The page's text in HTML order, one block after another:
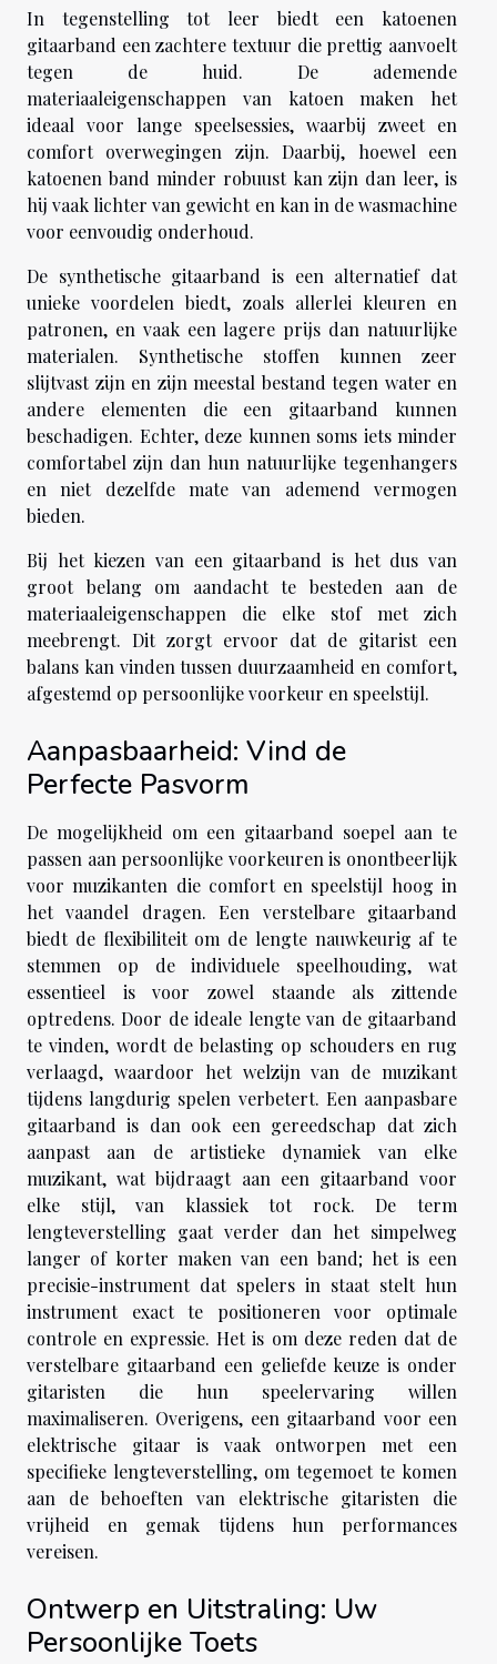
In tegenstelling tot leer biedt een katoenen
gitaarband een zachtere textuur die prettig aanvoelt
tegen de huid. De ademende
materiaaleigenschappen van katoen maken het
ideaal voor lange speelsessies, waarbij zweet en
comfort overwegingen zijn. Daarbij, hoewel een
katoenen band minder robuust kan zijn dan leer, is
hij vaak lichter van gewicht en kan in de wasmachine
voor eenvoudig onderhoud.
De synthetische gitaarband is een alternatief dat
unieke voordelen biedt, zoals allerlei kleuren en
patronen, en vaak een lagere prijs dan natuurlijke
materialen. Synthetische stoffen kunnen zeer
slijtvast zijn en zijn meestal bestand tegen water en
andere elementen die een gitaarband kunnen
beschadigen. Echter, deze kunnen soms iets minder
comfortabel zijn dan hun natuurlijke tegenhangers
en niet dezelfde mate van ademend vermogen
bieden.
Bij het kiezen van een gitaarband is het dus van
groot belang om aandacht te besteden aan de
materiaaleigenschappen die elke stof met zich
meebrengt. Dit zorgt ervoor dat de gitarist een
balans kan vinden tussen duurzaamheid en comfort,
afgestemd op persoonlijke voorkeur en speelstijl.
Aanpasbaarheid: Vind de
Perfecte Pasvorm
De mogelijkheid om een gitaarband soepel aan te
passen aan persoonlijke voorkeuren is onontbeerlijk
voor muzikanten die comfort en speelstijl hoog in
het vaandel dragen. Een verstelbare gitaarband
biedt de flexibiliteit om de lengte nauwkeurig af te
stemmen op de individuele speelhouding, wat
essentieel is voor zowel staande als zittende
optredens. Door de ideale lengte van de gitaarband
te vinden, wordt de belasting op schouders en rug
verlaagd, waardoor het welzijn van de muzikant
tijdens langdurig spelen verbetert. Een aanpasbare
gitaarband is dan ook een gereedschap dat zich
aanpast aan de artistieke dynamiek van elke
muzikant, wat bijdraagt aan een gitaarband voor
elke stijl, van klassiek tot rock. De term
lengteverstelling gaat verder dan het simpelweg
langer of korter maken van een band; het is een
precisie-instrument dat spelers in staat stelt hun
instrument exact te positioneren voor optimale
controle en expressie. Het is om deze reden dat de
verstelbare gitaarband een geliefde keuze is onder
gitaristen die hun speelervaring willen
maximaliseren. Overigens, een gitaarband voor een
elektrische gitaar is vaak ontworpen met een
specifieke lengteverstelling, om tegemoet te komen
aan de behoeften van elektrische gitaristen die
vrijheid en gemak tijdens hun performances
vereisen.
Ontwerp en Uitstraling: Uw
Persoonlijke Toets